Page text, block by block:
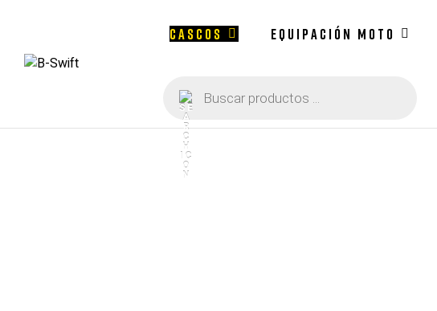
Swift
CASCOS EQUIPACIÓN MOTO
productos